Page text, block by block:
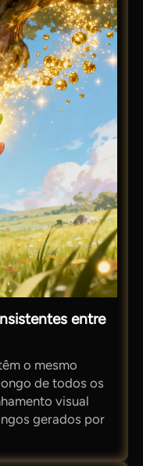
entre
o mesmo
de todos os
visual
gerados por